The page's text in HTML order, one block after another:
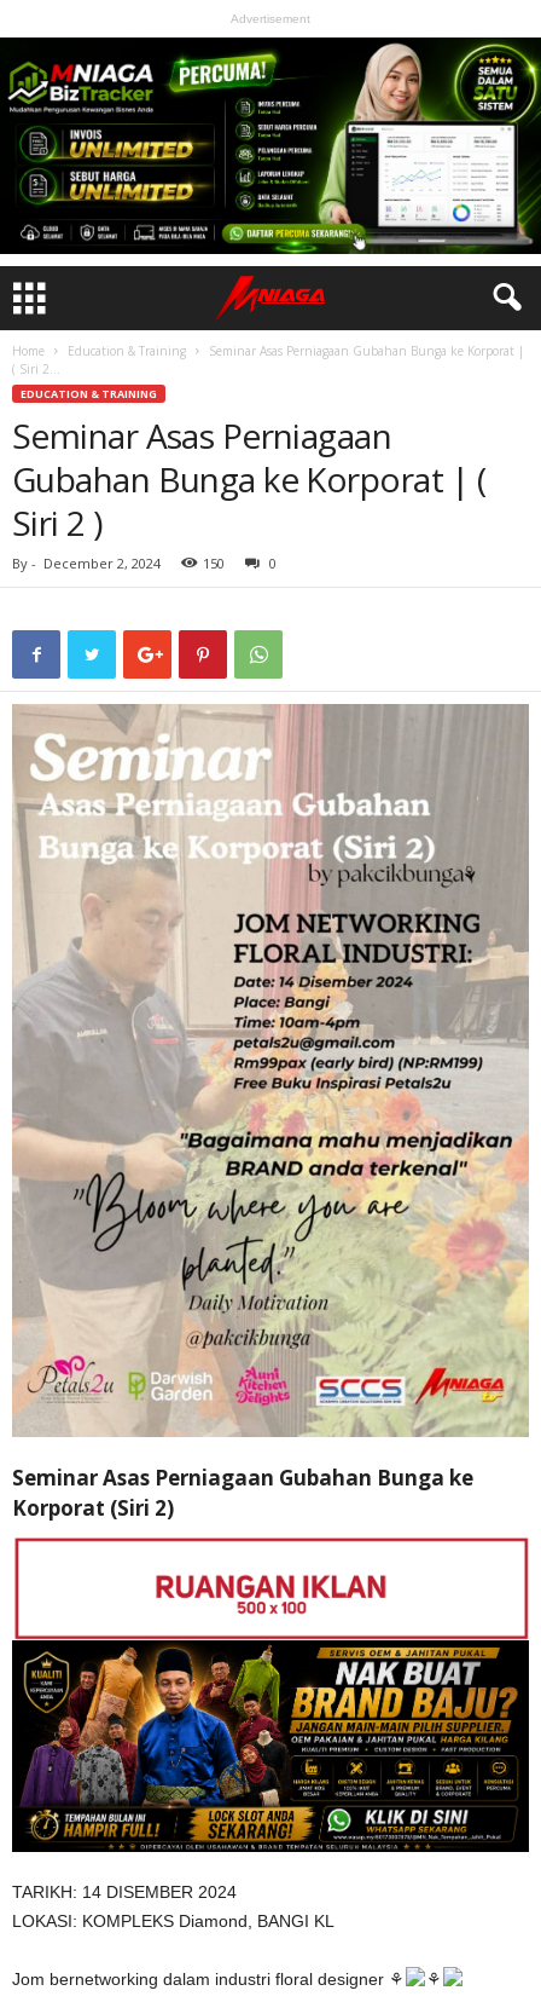
Advertisement
Home Education & Training
Seminar Asas Perniagaan Gubahan Bunga ke Korporat |
( Siri 2...
EDUCATION & TRAINING
Seminar Asas Perniagaan
Gubahan Bunga ke Korporat | (
Siri 2 )
By - December 2, 2024 150 0
Seminar Asas Perniagaan Gubahan Bunga ke
Korporat (Siri 2)
TARIKH: 14 DISEMBER 2024
LOKASI: KOMPLEKS Diamond, BANGI KL
Jom bernetworking dalam industri floral designer ⚘ ⚘